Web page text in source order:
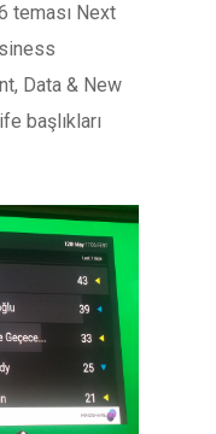
teması Next
Data & New
başlıkları